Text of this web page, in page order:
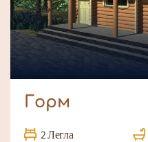
Горм
2 Легла